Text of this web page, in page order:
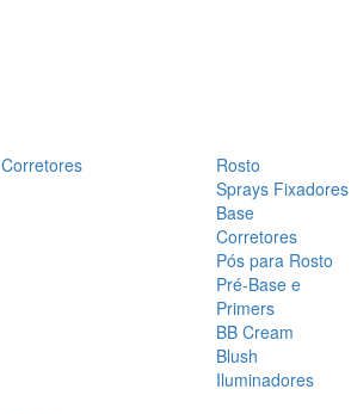
Corretores
Rosto
Sprays Fixadores
Base
Corretores
Pós para Rosto
Pré-Base e
Primers
BB Cream
Blush
Iluminadores